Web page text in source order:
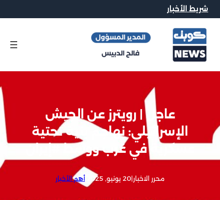
شريط الأخبار
عاجل | رويترز عن الجيش
الإسرائيلي: نهاجم بنية تحتية
عسكرية في غرب ووسط #إيران
محرر الاخبار|20 يونيو, 2025 أهم الأخبار